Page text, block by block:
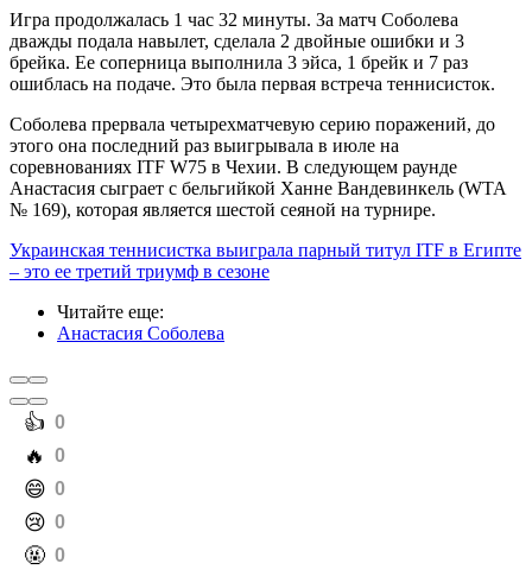
Игра продолжалась 1 час 32 минуты. За матч Соболева
дважды подала навылет, сделала 2 двойные ошибки и 3
брейка. Ее соперница выполнила 3 эйса, 1 брейк и 7 раз
ошиблась на подаче. Это была первая встреча теннисисток.
Соболева прервала четырехматчевую серию поражений, до
этого она последний раз выигрывала в июле на
соревнованиях ITF W75 в Чехии. В следующем раунде
Анастасия сыграет с бельгийкой Ханне Вандевинкель (WTA
№ 169), которая является шестой сеяной на турнире.
Украинская теннисистка выиграла парный титул ITF в Египте
– это ее третий триумф в сезоне
Читайте еще:
Анастасия Соболева
️👍 0
️🔥 0
️😄 0
️😢 0
️🤬 0